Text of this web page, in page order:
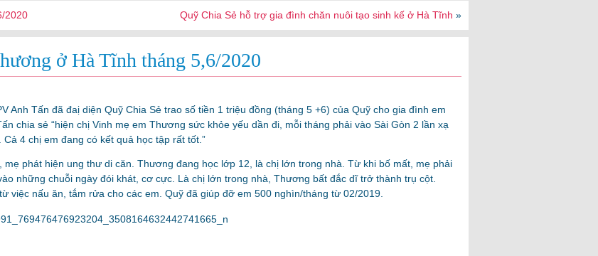
2020 Quỹ Chia Sẻ hỗ trợ gia đình chăn nuôi tạo sinh kế ở Hà Tĩnh »
ở Hà Tĩnh tháng 5,6/2020
Anh Tấn đã đaị diện Quỹ Chia Sẻ trao số tiền 1 triệu đồng (tháng 5 +6) của Quỹ cho gia đình em
chia sẻ “hiện chị Vinh mẹ em Thương sức khỏe yếu dần đi, mỗi tháng phải vào Sài Gòn 2 lần xạ
4 chị em đang có kết quả học tập rất tốt.”
phát hiện ung thư di căn. Thương đang học lớp 12, là chị lớn trong nhà. Từ khi bố mất, mẹ phải
những chuỗi ngày đói khát, cơ cực. Là chị lớn trong nhà, Thương bất đắc dĩ trở thành trụ cột.
việc nấu ăn, tắm rửa cho các em. Quỹ đã giúp đỡ em 500 nghìn/tháng từ 02/2019.